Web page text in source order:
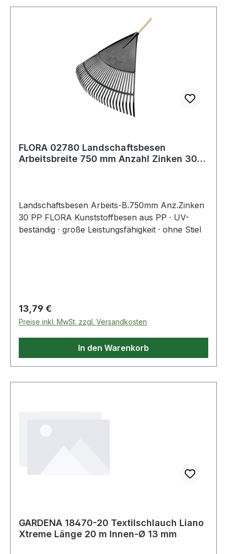
FLORA 02780 Landschaftsbesen
Arbeitsbreite 750 mm Anzahl Zinken 30
Landschaftsbesen Arbeits-B.750mm Anz.Zinken
30 PP FLORA Kunststoffbesen aus PP · UV-
beständig · große Leistungsfähigkeit · ohne Stiel
Regulärer Preis:
13,79 €
Preise inkl. MwSt. zzgl. Versandkosten
In den Warenkorb
GARDENA 18470-20 Textilschlauch Liano
Xtreme Länge 20 m Innen-Ø 13 mm